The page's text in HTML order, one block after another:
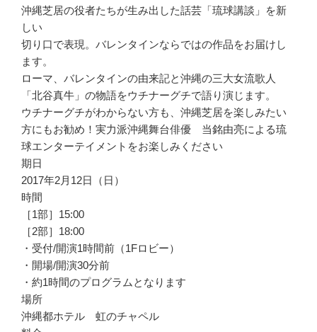
沖縄芝居の役者たちが生み出した話芸「琉球講談」を新
しい
切り口で表現。バレンタインならではの作品をお届けし
ます。
ローマ、バレンタインの由来記と沖縄の三大女流歌人
「北谷真牛」の物語をウチナーグチで語り演じます。
ウチナーグチがわからない方も、沖縄芝居を楽しみたい
方にもお勧め！実力派沖縄舞台俳優 当銘由亮による琉
球エンターテイメントをお楽しみください
期日
2017年2月12日（日）
時間
［1部］15:00
［2部］18:00
・受付/開演1時間前（1Fロビー）
・開場/開演30分前
・約1時間のプログラムとなります
場所
沖縄都ホテル 虹のチャペル